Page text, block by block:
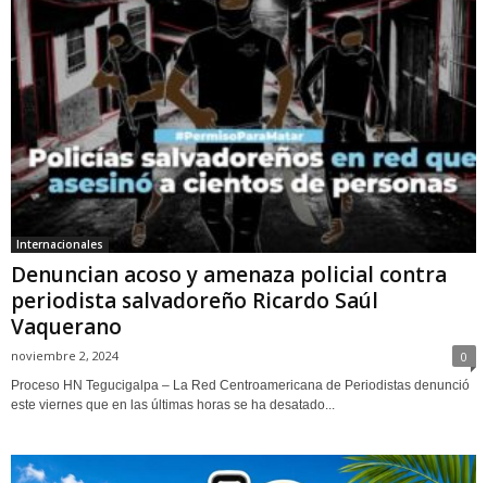
Internacionales
Denuncian acoso y amenaza policial contra
periodista salvadoreño Ricardo Saúl
Vaquerano
noviembre 2, 2024 0
Proceso HN Tegucigalpa – La Red Centroamericana de Periodistas denunció
este viernes que en las últimas horas se ha desatado...